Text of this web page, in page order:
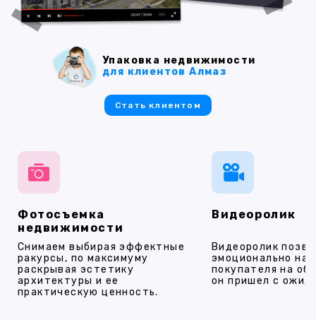
Фотосъемка
недвижимости
Снимаем выбирая эффектные
ракурсы, по максимуму
раскрывая эстетику
архитектуры и ее
практическую ценность.
Видеоролик
Видеоролик
эмоционально
покупателя на
он пришел с
Упаковка недвижимости
для клиентов Алмаз
Стать клиентом